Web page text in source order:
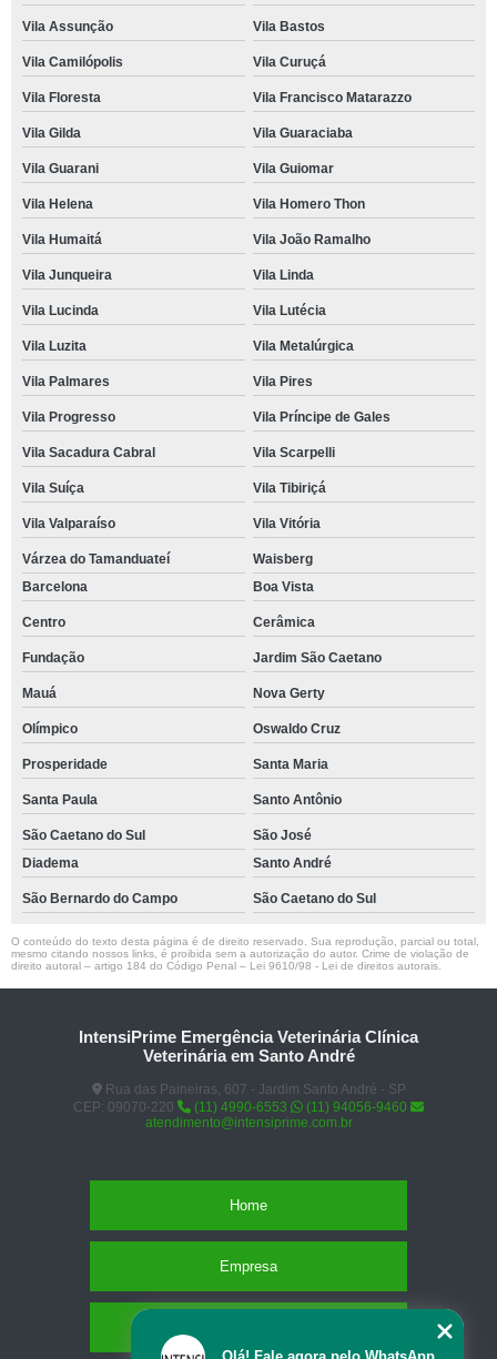
Vila Assunção Vila Bastos
Vila Camilópolis Vila Curuçá
Vila Floresta Vila Francisco Matarazzo
Vila Gilda Vila Guaraciaba
Vila Guarani Vila Guiomar
Vila Helena Vila Homero Thon
Vila Humaitá Vila João Ramalho
Vila Junqueira Vila Linda
Vila Lucinda Vila Lutécia
Vila Luzita Vila Metalúrgica
Vila Palmares Vila Pires
Vila Progresso Vila Príncipe de Gales
Vila Sacadura Cabral Vila Scarpelli
Vila Suíça Vila Tibiriçá
Vila Valparaíso Vila Vitória
Várzea do Tamanduateí
Waisberg
Barcelona
Boa Vista
Centro Cerâmica
Fundação Jardim São Caetano
Mauá Nova Gerty
Olímpico Oswaldo Cruz
Prosperidade Santa Maria
Santa Paula Santo Antônio
São Caetano do Sul
São José
Diadema
Santo André
São Bernardo do Campo São Caetano do Sul
O conteúdo do texto desta página é de direito reservado. Sua reprodução, parcial ou total,
mesmo citando nossos links, é proibida sem a autorização do autor. Crime de violação de
direito autoral – artigo 184 do Código Penal – Lei 9610/98 - Lei de direitos autorais
IntensiPrime Emergência Veterinária Clínica
Veterinária em Santo André
Rua das Paineiras, 607 - Jardim Santo André - SP
CEP: 09070-220
(11) 4990-6553
(11) 94056-9460
atendimento@intensiprime.com.br
Home
Empresa